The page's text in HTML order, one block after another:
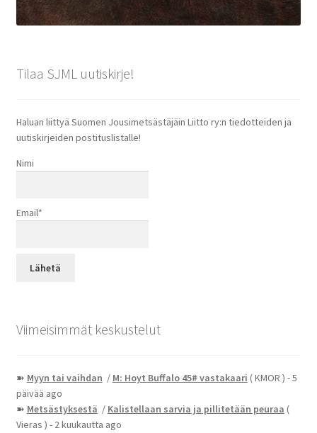
Tilaa SJML uutiskirje!
Haluan liittyä Suomen Jousimetsästäjäin Liitto ry:n tiedotteiden ja
uutiskirjeiden postituslistalle!
Nimi
Email*
Viimeisimmät keskustelut
➽ Myyn tai vaihdan / M: Hoyt Buffalo 45# vastakaari ( KMOR ) - 5
päivää ago
➽ Metsästyksestä / Kalistellaan sarvia ja pillitetään peuraa (
Vieras ) - 2 kuukautta ago